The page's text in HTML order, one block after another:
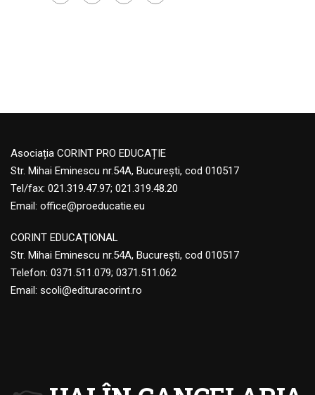
Asociația CORINT PRO EDUCAȚIE
Str. Mihai Eminescu nr.54A, București, cod 010517
Tel/fax: 021.319.47.97; 021.319.48.20
Email: office@proeducatie.eu
CORINT EDUCAŢIONAL
Str. Mihai Eminescu nr.54A, Bucureşti, cod 010517
Telefon: 0371.511.079; 0371.511.062
Email: scoli@edituracorint.ro